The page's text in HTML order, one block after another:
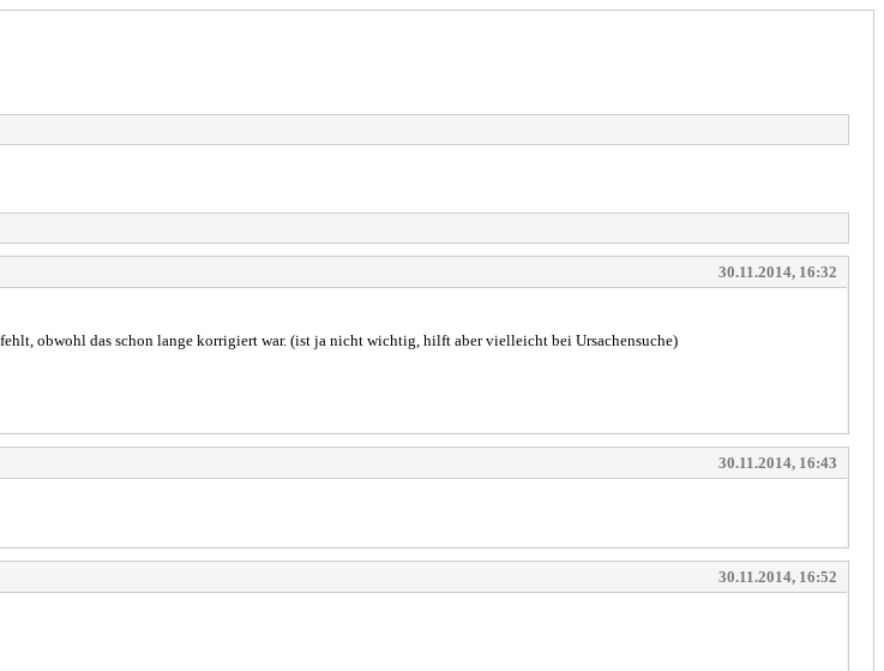
30.11.2014, 16:32
obwohl das schon lange korrigiert war. (ist ja nicht wichtig, hilft aber vielleicht bei Ursachensuche)
30.11.2014, 16:43
30.11.2014, 16:52